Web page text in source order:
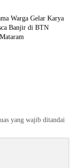
Warga Gelar Karya
Banjir di BTN
yang wajib ditandai